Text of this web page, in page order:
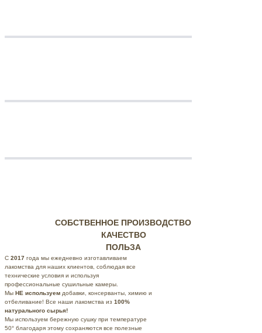
СОБСТВЕННОЕ ПРОИЗВОДСТВО
КАЧЕСТВО
ПОЛЬЗА
С 2017 года мы ежедневно изготавливаем
лакомства для наших клиентов, соблюдая все
технические условия и используя
профессиональные сушильные камеры.
Мы НЕ используем добавки, консерванты, химию и
отбеливание! Все наши лакомства из 100%
натурального сырья!
Мы используем бережную сушку при температуре
50° благодаря этому сохраняются все полезные